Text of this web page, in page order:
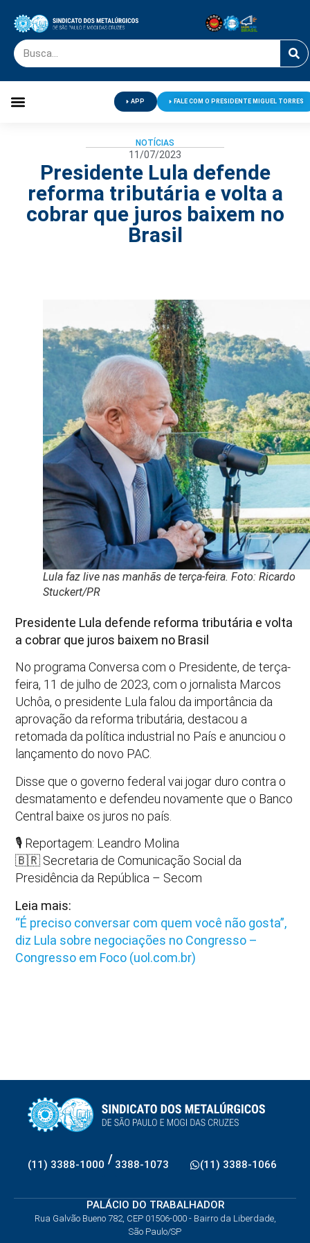
APP FALE COM O PRESIDENTE MIGUEL TORRES
NOTÍCIAS
11/07/2023
Presidente Lula defende
reforma tributária e volta a
cobrar que juros baixem no
Brasil
Lula faz live nas manhãs de terça-feira. Foto: Ricardo
Stuckert/PR
Presidente Lula defende reforma tributária e volta
a cobrar que juros baixem no Brasil
No programa Conversa com o Presidente, de terça-
feira, 11 de julho de 2023, com o jornalista Marcos
Uchôa, o presidente Lula falou da importância da
aprovação da reforma tributária, destacou a
retomada da política industrial no País e anunciou o
lançamento do novo PAC.
Disse que o governo federal vai jogar duro contra o
desmatamento e defendeu novamente que o Banco
Central baixe os juros no país.
🎙️ Reportagem: Leandro Molina
🇧🇷 Secretaria de Comunicação Social da
Presidência da República – Secom
Leia mais:
“É preciso conversar com quem você não gosta”,
diz Lula sobre negociações no Congresso –
Congresso em Foco (uol.com.br)
(11) 3388-1000 / 3388-1073 (11) 3388-1066
PALÁCIO DO TRABALHADOR
Rua Galvão Bueno 782, CEP 01506-000 - Bairro da Liberdade,
São Paulo/SP